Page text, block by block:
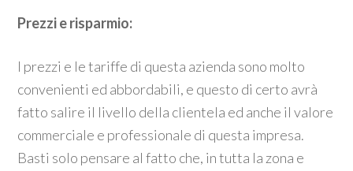
Prezzi e risparmio:
I prezzi e le tariffe di questa azienda sono molto
convenienti ed abbordabili, e questo di certo avrà
fatto salire il livello della clientela ed anche il valore
commerciale e professionale di questa impresa.
Basti solo pensare al fatto che, in tutta la zona e